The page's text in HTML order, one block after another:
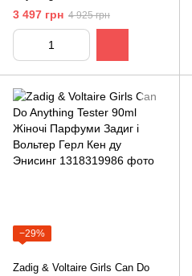
Парфуми Задиг і Вольтер Герл
Кен ду Энисинг
3 497 грн 4 925 грн
−29%
Zadig & Voltaire Girls Can Do